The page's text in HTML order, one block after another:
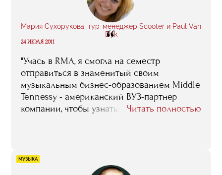
Мария Сухорукова, тур-менеджер Scooter и Paul Van
Dyk
“
24 ИЮЛЯ 2011
"Учась в RMA, я смогла на семестр
отправиться в знаменитый своим
музыкальным бизнес-образованием Middle
Tennessy - американский ВУЗ-партнер
компании, чтобы узнать, как построена
Читать полностью
МУЗЫКА